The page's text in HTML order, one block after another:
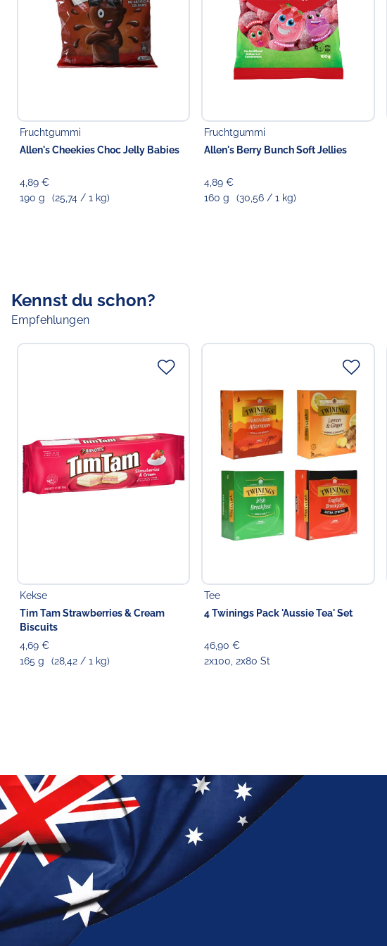
Fruchtgummi
Allen's Cheekies Choc Jelly Babies
4,89 €
190 g
(25,74 / 1 kg)
Fruchtgummi
Allen's Berry Bunch Soft Jellies
4,89 €
160 g
(30,56 / 1 kg)
Kennst du schon?
Empfehlungen
Kekse
Tim Tam Strawberries & Cream
Biscuits
4,69 €
165 g
(28,42 / 1 kg)
Tee
4 Twinings Pack 'Aussie Tea' Set
46,90 €
2x100, 2x80 St